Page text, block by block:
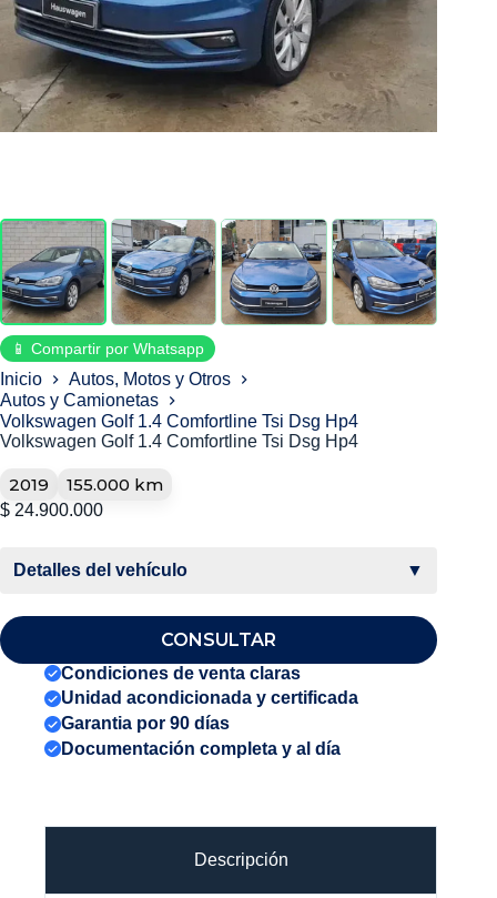
📱 Compartir por Whatsapp
Inicio
Autos, Motos y Otros
Autos y Camionetas
Volkswagen Golf 1.4 Comfortline Tsi Dsg Hp4
Volkswagen Golf 1.4 Comfortline Tsi Dsg Hp4
2019 155.000 km
$ 24.900.000
Detalles del vehículo ▼
CONSULTAR
Condiciones de venta claras
Unidad acondicionada y certificada
Garantia por 90 días
Documentación completa y al día
Descripción